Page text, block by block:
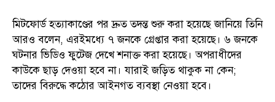
মিটফোর্ড হত্যাকাণ্ডের পর দ্রুত তদন্ত শুরু করা হয়েছে জানিয়ে তিনি
আরও বলেন, এরইমধ্যে ৭ জনকে গ্রেপ্তার করা হয়েছে। ৬ জনকে
ঘটনার ভিডিও ফুটেজ দেখে শনাক্ত করা হয়েছে। অপরাধীদের
কাউকে ছাড় দেওয়া হবে না। যারাই জড়িত থাকুক না কেন;
তাদের বিরুদ্ধে কঠোর আইনগত ব্যবস্থা নেওয়া হবে।